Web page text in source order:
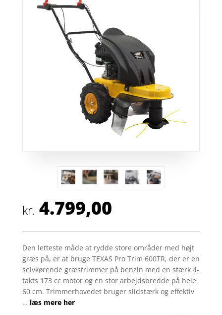
kr. 4.799,00
Den letteste måde at rydde store områder med højt
græs på, er at bruge TEXAS Pro Trim 600TR, der er en
selvkørende græstrimmer på benzin med en stærk 4-
takts 173 cc motor og en stor arbejdsbredde på hele
60 cm. Trimmerhovedet bruger slidstærk og effektiv
… læs mere her